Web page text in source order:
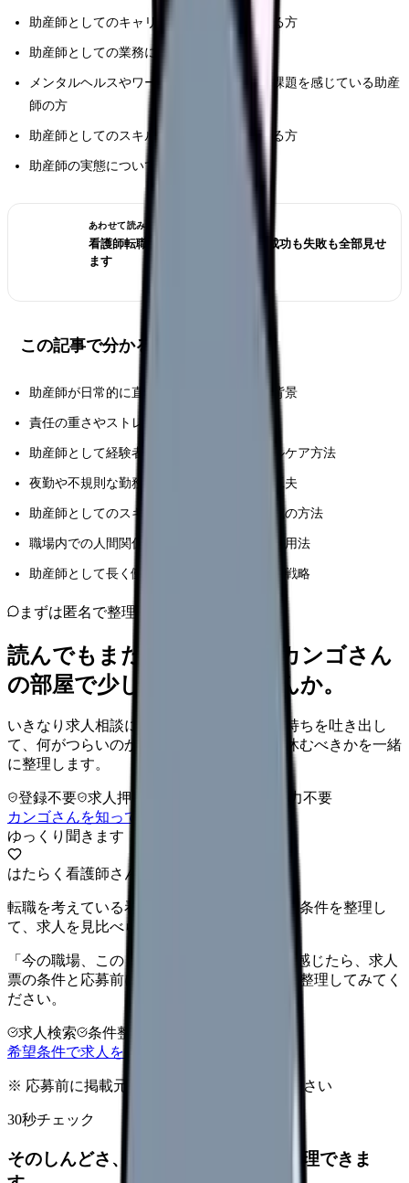
助産師としてのキャリアに迷いを感じている方
助産師としての業務に困難を感じている方
メンタルヘルスやワークライフバランスに課題を感じている助産
師の方
助産師としてのスキルアップを目指している方
助産師の実態について知りたい方
あわせて読みたい
看護師転職のリアル体験談12選｜成功も失敗も全部見せ
ます
この記事で分かること
助産師が日常的に直面する主な困難とその背景
責任の重さやストレスへの効果的な対処法
助産師として経験者が実践しているメンタルケア方法
夜勤や不規則な勤務形態を乗り切るための工夫
助産師としてのスキルアップやキャリア形成の方法
職場内での人間関係構築とサポート体制の活用法
助産師として長く働き続けるためのキャリア戦略
まずは匿名で整理
読んでもまだ苦しいなら、カンゴさん
の部屋で少し話してみませんか。
いきなり求人相談には進みません。今の気持ちを吐き出し
て、何がつらいのか、辞めるべきか、少し休むべきかを一緒
に整理します。
登録不要 求人押し売りなし
病院名は入力不要
カンゴさんを知ってから相談する
ゆっくり聞きます
はたらく看護師さん 求人
転職を考えている看護師さんへ。まずは希望条件を整理し
て、求人を見比べられます。
「今の職場、このままでいいのかな...」そう感じたら、求人
票の条件と応募前に確認したい不安を分けて整理してみてく
ださい。
求人検索 条件整理
希望条件で求人を探す
※ 応募前に掲載元の最新情報を確認してください
30秒チェック
そのしんどさ、転職すべきサインか整理できま